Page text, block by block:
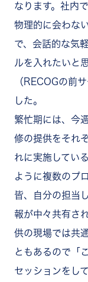
なります。社内
物理的に会わな
で、会話的な気
ルを入れたいと
（RECOGの前
した。
繁忙期には、今
修の提供をそれ
れに実施してい
ように複数のプ
皆、自分の担当
報が中々共有さ
供の現場では共
ともあるので「
セッションをし